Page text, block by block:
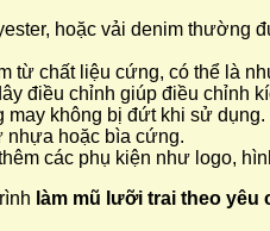
hoặc vải denim thường
chất liệu cứng, có thể là
điều chỉnh giúp điều
không bị đứt khi sử
nhựa hoặc bìa cứng.
các phụ kiện như logo,
làm mũ lưỡi trai theo yêu